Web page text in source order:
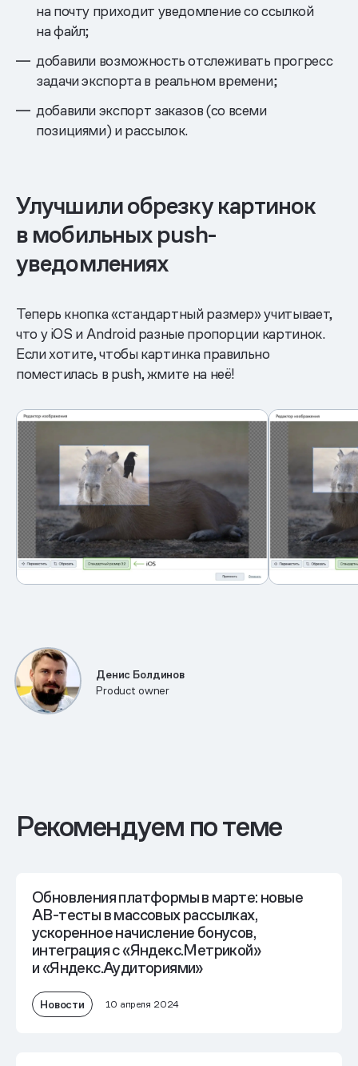
на почту приходит уведомление со ссылкой
на файл;
добавили возможность отслеживать прогресс
задачи экспорта в реальном времени;
добавили экспорт заказов (со всеми
позициями) и рассылок.
Улучшили обрезку картинок
в мобильных push-
уведомлениях
Теперь кнопка «стандартный размер» учитывает,
что у iOS и Android разные пропорции картинок.
Если хотите, чтобы картинка правильно
поместилась в push, жмите на неё!
Денис Болдинов
Product owner
Рекомендуем по теме
Обновления платформы в марте: новые
AB-тесты в массовых рассылках,
ускоренное начисление бонусов,
интеграция с «Яндекс.Метрикой»
и «Яндекс.Аудиториями»
Новости 10 апреля 2024